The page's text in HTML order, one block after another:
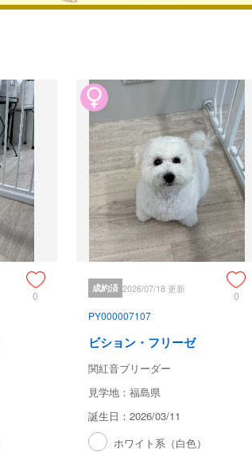
0
成約済 2026/07/18 更新
0
PY000007107
ビション・フリーゼ
関紅音ブリーダー
見学地：福島県
誕生日：2026/03/11
ホワイト系（白色）